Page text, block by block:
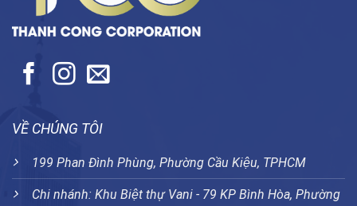
VỀ CHÚNG TÔI
199 Phan Đình Phùng, Phường Cầu Kiệu, TPHCM
Chi nhánh: Khu Biệt thự Vani - 79 KP Bình Hòa, Phường